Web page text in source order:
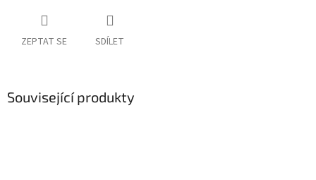
ZEPTAT SE SDÍLET
Související produkty